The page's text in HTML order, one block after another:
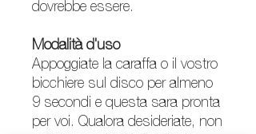
dovrebbe essere.
Modalità d'uso
Appoggiate la caraffa o il vostro
bicchiere sul disco per almeno
9 secondi e questa sara pronta
per voi. Qualora desideriate, non